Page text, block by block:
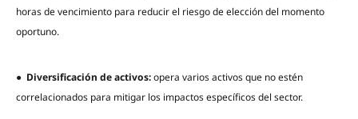
horas de vencimiento para reducir el riesgo de elección del momento
oportuno.
● Diversificación de activos:opera varios activos que no estén
correlacionados para mitigar los impactos específicos del sector.